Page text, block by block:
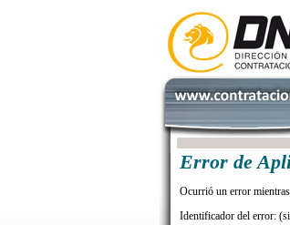
Error de
Ocurrió un error
Identificador del error: